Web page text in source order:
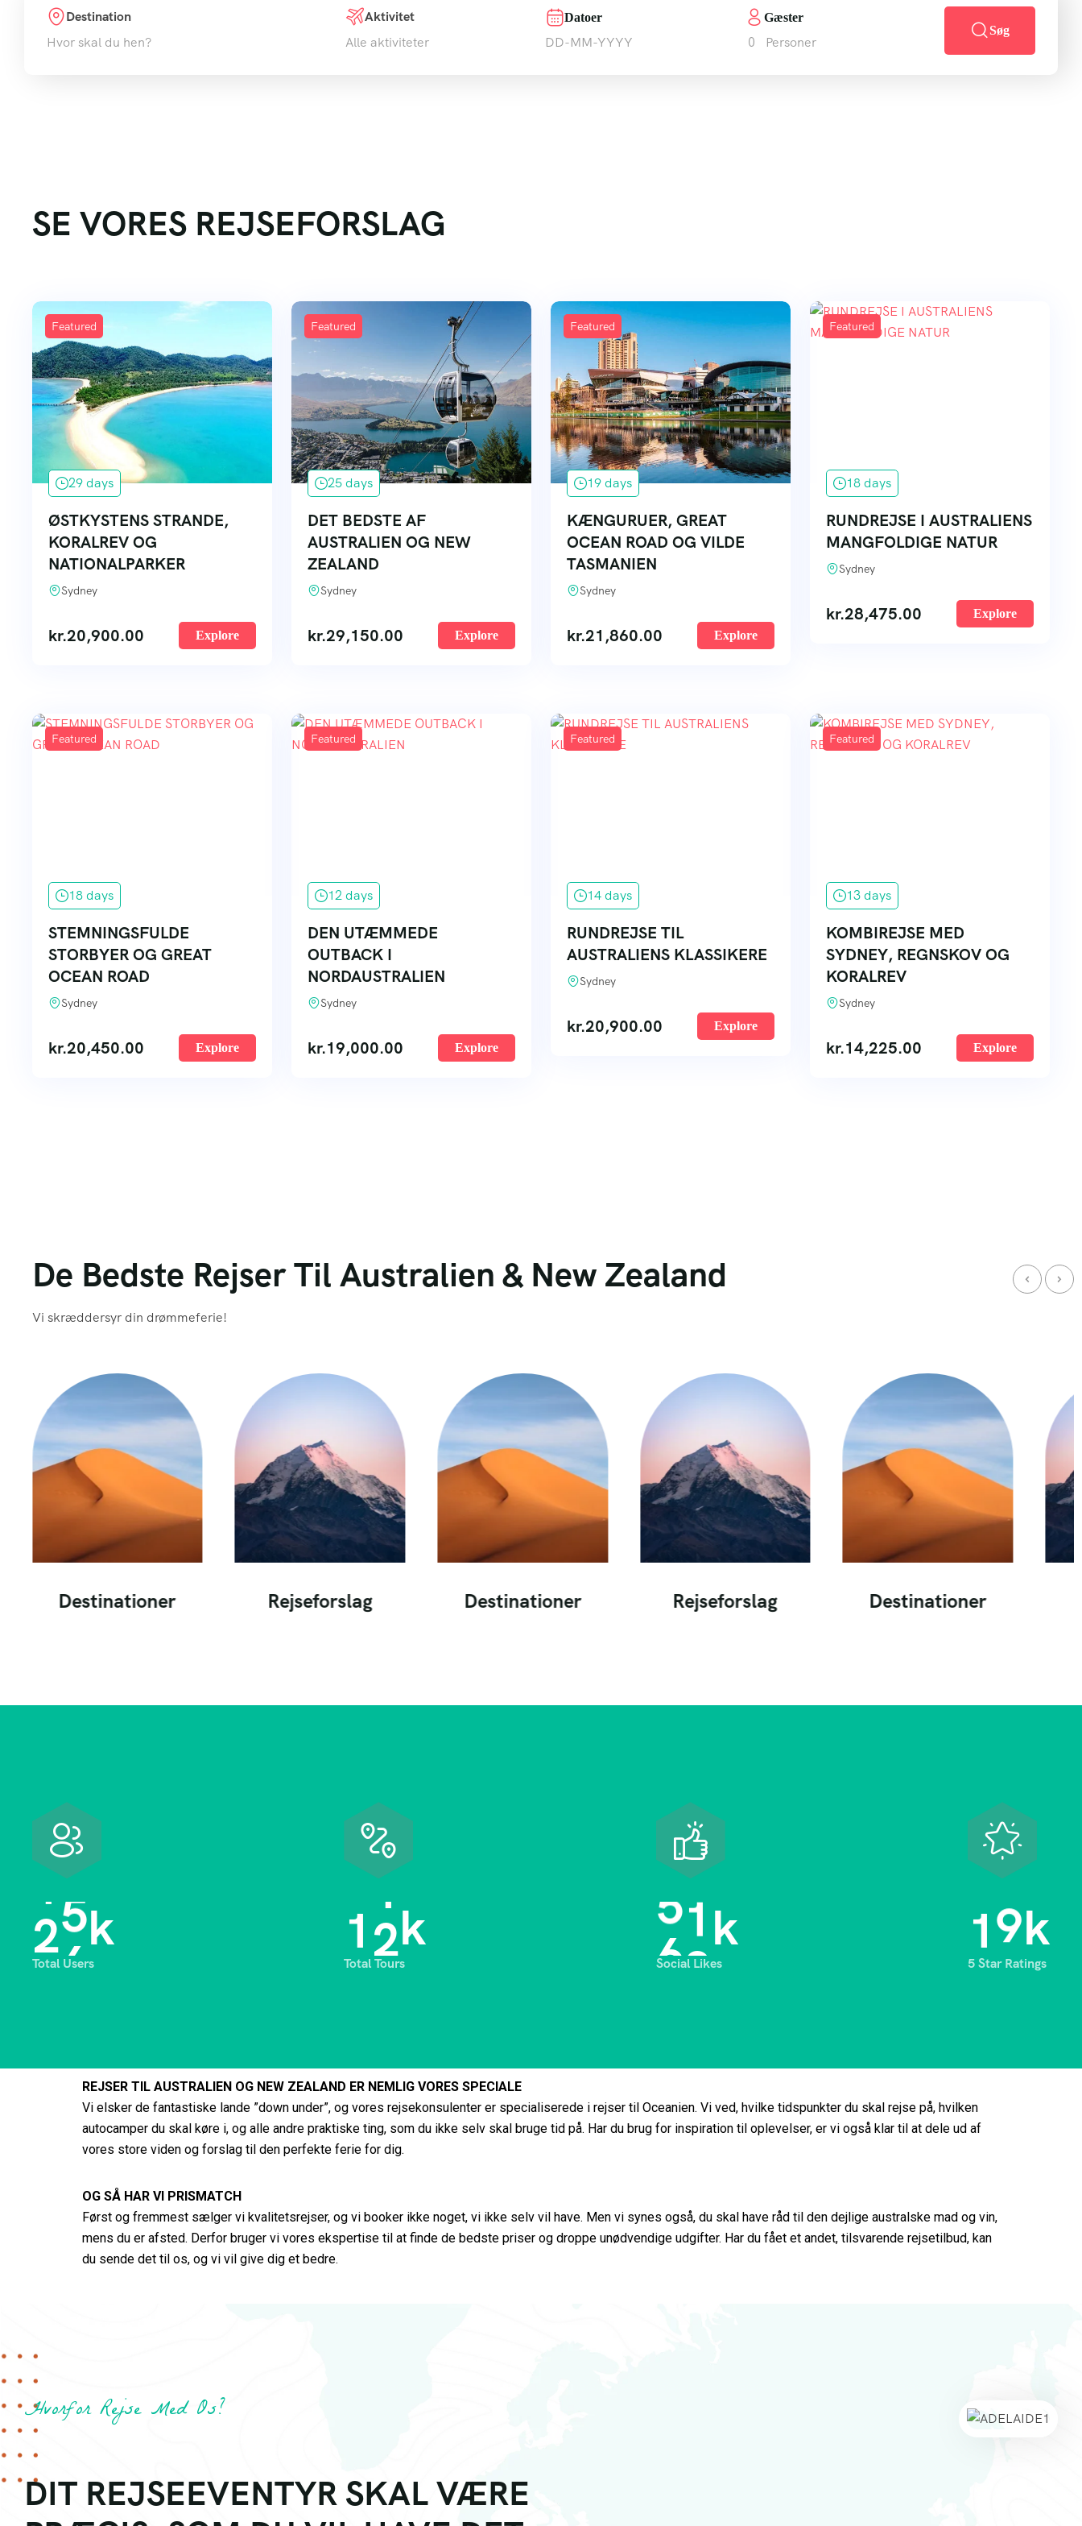
Destination
Hvor skal du hen?
Aktivitet
Alle aktiviteter
Datoer Gæster
0 Personer
Søg
SE VORES REJSEFORSLAG
Featured
29 days
ØSTKYSTENS STRANDE,
KORALREV OG
NATIONALPARKER
Sydney
kr.20,900.00 Explore
Featured
25 days
DET BEDSTE AF
AUSTRALIEN OG NEW
ZEALAND
Sydney
kr.29,150.00 Explore
Featured
19 days
KÆNGURUER, GREAT
OCEAN ROAD OG VILDE
TASMANIEN
Sydney
kr.21,860.00 Explore
Featured
18 days
RUNDREJSE I AUSTRALIENS
MANGFOLDIGE NATUR
Sydney
kr.28,475.00 Explore
Featured
18 days
STEMNINGSFULDE
STORBYER OG GREAT
OCEAN ROAD
Sydney
kr.20,450.00 Explore
Featured
12 days
DEN UTÆMMEDE
OUTBACK I
NORDAUSTRALIEN
Sydney
kr.19,000.00 Explore
Featured
14 days
RUNDREJSE TIL
AUSTRALIENS KLASSIKERE
Sydney
kr.20,900.00 Explore
Featured
13 days
KOMBIREJSE MED
SYDNEY, REGNSKOV OG
KORALREV
Sydney
kr.14,225.00 Explore
Destinationer Rejseforslag Destinationer Rejseforslag Destinationer
28k
Total Users
13k
Total Tours
68k
Social Likes
10k
5 Star Ratings
REJSER TIL AUSTRALIEN OG NEW ZEALAND ER NEMLIG VORES SPECIALE
Vi elsker de fantastiske lande ”down under”, og vores rejsekonsulenter er specialiserede i rejser til Oceanien. Vi ved, hvilke tidspunkter du skal rejse på, hvilken
autocamper du skal køre i, og alle andre praktiske ting, som du ikke selv skal bruge tid på. Har du brug for inspiration til oplevelser, er vi også klar til at dele ud af
vores store viden og forslag til den perfekte ferie for dig.
OG SÅ HAR VI PRISMATCH
Først og fremmest sælger vi kvalitetsrejser, og vi booker ikke noget, vi ikke selv vil have. Men vi synes også, du skal have råd til den dejlige australske mad og vin,
mens du er afsted. Derfor bruger vi vores ekspertise til at finde de bedste priser og droppe unødvendige udgifter. Har du fået et andet, tilsvarende rejsetilbud, kan
du sende det til os, og vi vil give dig et bedre.
Hvorfor Rejse Med Os?
DIT REJSEEVENTYR SKAL VÆRE